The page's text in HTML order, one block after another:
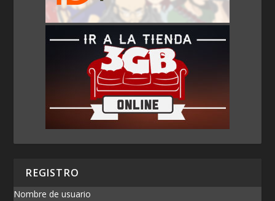
REGISTRO
Nombre de usuario